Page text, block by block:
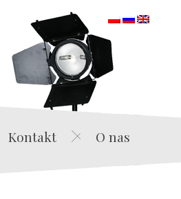
Aktorska
Kontakt O nas